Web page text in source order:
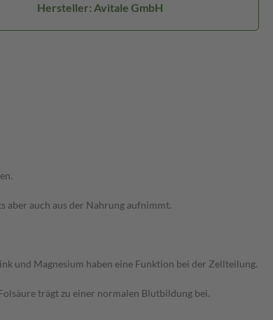
Hersteller: Avitale GmbH
aber auch aus der Nahrung aufnimmt.
und Magnesium haben eine Funktion bei der Zellteilung.
trägt zu einer normalen Blutbildung bei.